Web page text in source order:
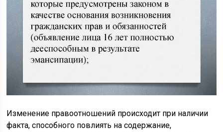
Изменение правоотношений происходит при наличии
факта, способного повлиять на содержание,